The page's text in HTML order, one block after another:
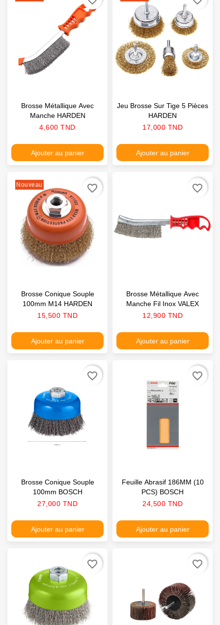
Brosse Métallique Avec
Manche HARDEN
Prix
4,600 TND
Ajouter au panier
Jeu Brosse Sur Tige 5 Pièces
HARDEN
Prix
17,000 TND
Ajouter au panier
Nouveau
Brosse Conique Souple
100mm M14 HARDEN
Prix
15,500 TND
Ajouter au panier
favorite_border
Brosse Métallique Avec
Manche Fil Inox VALEX
Prix
12,900 TND
Ajouter au panier
favorite_border
Brosse Conique Souple
100mm BOSCH
Prix
27,000 TND
Ajouter au panier
favorite_border
Feuille Abrasif 186MM (10
PCS) BOSCH
Prix
24,500 TND
Ajouter au panier
favorite_border
favorite_border favorite_border